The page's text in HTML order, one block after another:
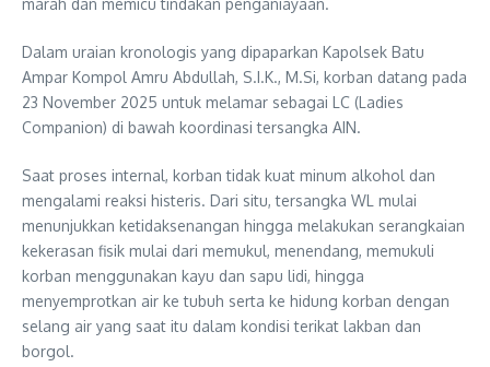
marah dan memicu tindakan penganiayaan.
Dalam uraian kronologis yang dipaparkan Kapolsek Batu
Ampar Kompol Amru Abdullah, S.I.K., M.Si, korban datang pada
23 November 2025 untuk melamar sebagai LC (Ladies
Companion) di bawah koordinasi tersangka AIN.
Saat proses internal, korban tidak kuat minum alkohol dan
mengalami reaksi histeris. Dari situ, tersangka WL mulai
menunjukkan ketidaksenangan hingga melakukan serangkaian
kekerasan fisik mulai dari memukul, menendang, memukuli
korban menggunakan kayu dan sapu lidi, hingga
menyemprotkan air ke tubuh serta ke hidung korban dengan
selang air yang saat itu dalam kondisi terikat lakban dan
borgol.